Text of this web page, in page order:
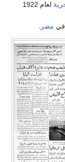
لعام 1922
في مصر .